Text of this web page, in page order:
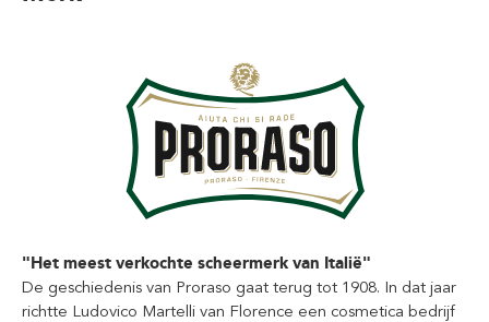
"Het meest verkochte scheermerk van Italië"
De geschiedenis van Proraso gaat terug tot 1908. In dat jaar
richtte Ludovico Martelli van Florence een cosmetica bedrijf